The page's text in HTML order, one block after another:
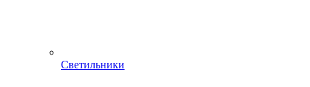
Светильники